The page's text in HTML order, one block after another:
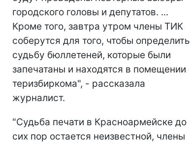
городского головы и депутатов. ...
Кроме того, завтра утром члены ТИК
соберутся для того, чтобы определить
судьбу бюллетеней, которые были
запечатаны и находятся в помещении
теризбиркома", - рассказала
журналист.
"Судьба печати в Красноармейске до
сих пор остается неизвестной, члены